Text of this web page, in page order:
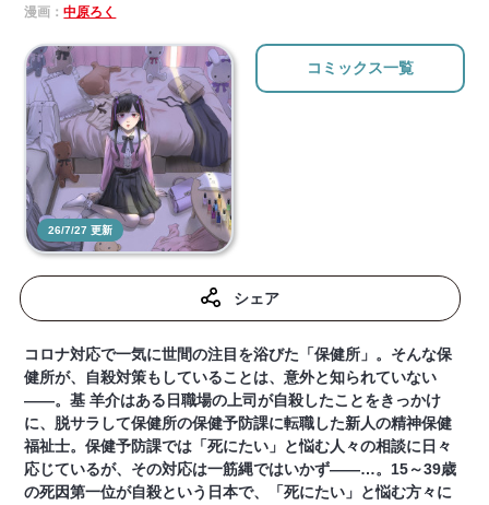
漫画：中原ろく
26/7/27 更新
コミックス一覧
シェア
コロナ対応で一気に世間の注目を浴びた「保健所」。そんな保
健所が、自殺対策もしていることは、意外と知られていない
――。基 羊介はある日職場の上司が自殺したことをきっかけ
に、脱サラして保健所の保健予防課に転職した新人の精神保健
福祉士。保健予防課では「死にたい」と悩む人々の相談に日々
応じているが、その対応は一筋縄ではいかず――…。15～39歳
の死因第一位が自殺という日本で、「死にたい」と悩む方々に